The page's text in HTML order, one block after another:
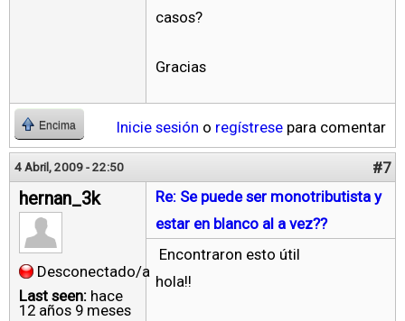
casos?
Gracias
Encima Inicie sesión o regístrese para comentar
4 Abril, 2009 - 22:50 #7
hernan_3k
Desconectado/a
Last seen: hace
12 años 9 meses
Re: Se puede ser monotributista y
estar en blanco al a vez??
Encontraron esto útil
hola!!